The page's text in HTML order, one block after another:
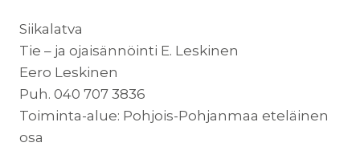
Siikalatva
Tie – ja ojaisännöinti E. Leskinen
Eero Leskinen
Puh. 040 707 3836
Toiminta-alue: Pohjois-Pohjanmaa eteläinen
osa